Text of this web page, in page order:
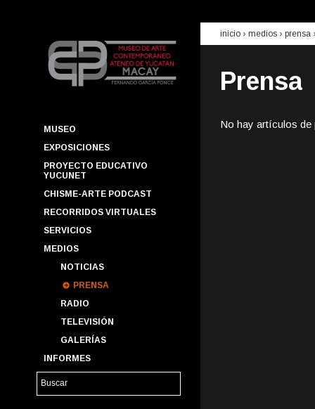
MUSEO
EXPOSICIONES
PROYECTO EDUCATIVO
YUCUNET
CHISME-ARTE PODCAST
RECORRIDOS VIRTUALES
SERVICIOS
MEDIOS
NOTICIAS
PRENSA
RADIO
TELEVISIÓN
GALERÍAS
INFORMES
inicio › medios › prensa
Prensa
No hay artículos de